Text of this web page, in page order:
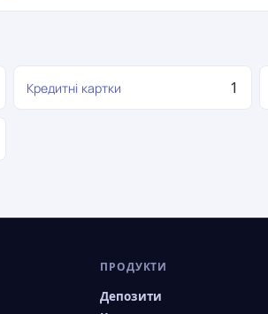
Кредитні картки 1
ПРОДУКТИ
Депозити